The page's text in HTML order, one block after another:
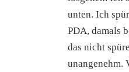
unten. Ich
PDA, damals
das nicht
unangenehm.